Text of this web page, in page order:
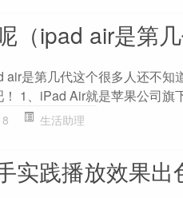
（ipad air是第几
是第几代这个很多人还不知
1、iPad Air就是苹果公司旗
生活助理
实践播放效果出